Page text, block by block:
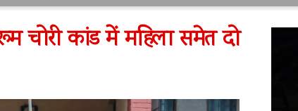
चोरी कांड में महिला समेत दो